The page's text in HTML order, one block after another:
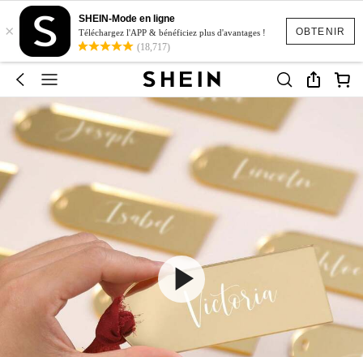
OBTENIR
×
SHEIN-Mode en ligne
Téléchargez l'APP & bénéficiez plus d'avantages !
(18,717)